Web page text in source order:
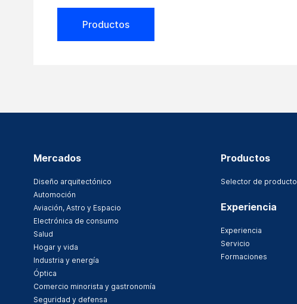
Productos
Mercados
Diseño arquitectónico
Automoción
Aviación, Astro y Espacio
Electrónica de consumo
Salud
Hogar y vida
Industria y energía
Óptica
Comercio minorista y gastronomía
Seguridad y defensa
Productos
Selector de producto
Experiencia
Experiencia
Servicio
Formaciones